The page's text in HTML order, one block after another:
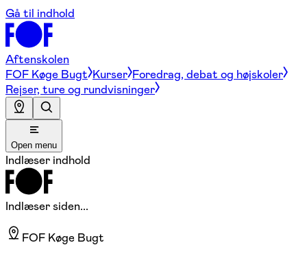
Gå til indhold
Aftenskolen
FOF Køge Bugt Kurser Foredrag, debat og højskoler
Rejser, ture og rundvisninger
Open menu
Indlæser indhold
Indlæser siden...
FOF Køge Bugt